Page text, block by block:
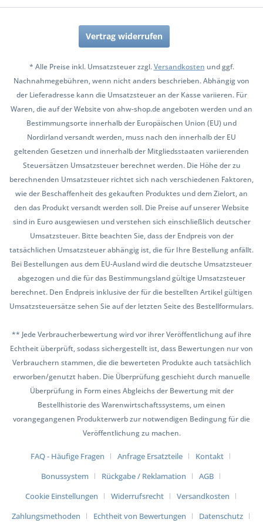
Vertrag widerrufen
* Alle Preise inkl. Umsatzsteuer zzgl.Versandkosten und ggf.
Nachnahmegebühren, wenn nicht anders beschrieben. Abhängig von
der Lieferadresse kann die Umsatzsteuer an der Kasse variieren. Für
Waren, die auf der Website von ahw-shop.de angeboten werden und an
Bestimmungsorte innerhalb der Europäischen Union (EU) und
Nordirland versandt werden, muss nach den innerhalb der EU
geltenden Gesetzen und innerhalb der Mitgliedsstaaten variierenden
Steuersätzen Umsatzsteuer berechnet werden. Die Höhe der zu
berechnenden Umsatzsteuer richtet sich nach verschiedenen Faktoren,
wie der Beschaffenheit des gekauften Produktes und dem Zielort, an
den das Produkt versandt werden soll. Die Preise auf unserer Website
sind in Euro ausgewiesen und verstehen sich einschließlich deutscher
Umsatzsteuer. Bitte beachten Sie, dass der Endpreis von der
tatsächlichen Umsatzsteuer abhängig ist, die für Ihre Bestellung anfällt.
Bei Bestellungen aus dem EU-Ausland wird die deutsche Umsatzsteuer
abgezogen und die für das Bestimmungsland gültige Umsatzsteuer
berechnet. Den Endpreis inklusive der für die bestellten Artikel gültigen
Umsatzsteuersätze sehen Sie auf der letzten Seite des Bestellformulars.
** Jede Verbraucherbewertung wird vor ihrer Veröffentlichung auf ihre
Echtheit überprüft, sodass sichergestellt ist, dass Bewertungen nur von
Verbrauchern stammen, die die bewerteten Produkte auch tatsächlich
erworben/genutzt haben. Die Überprüfung geschieht durch manuelle
Überprüfung in Form eines Abgleichs der Bewertung mit der
Bestellhistorie des Warenwirtschaftssystems, um einen
vorangegangenen Produkterwerb zur notwendigen Bedingung für die
Veröffentlichung zu machen.
FAQ - Häufige Fragen Anfrage Ersatzteile
Kontakt
Bonussystem
Rückgabe / Reklamation
AGB
Cookie Einstellungen
Widerrufsrecht
Versandkosten
Zahlungsmethoden
Echtheit von Bewertungen Datenschutz